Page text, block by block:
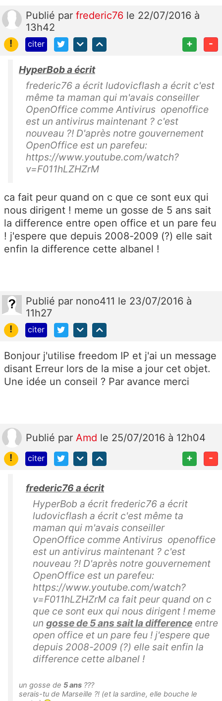
Publié par frederic76 le 22/07/2016 à
13h42
!
citer + -
HyperBob a écrit
frederic76 a écrit ludovicflash a écrit c'est
même ta maman qui m'avais conseiller
OpenOffice comme Antivirus openoffice
est un antivirus maintenant ? c'est
nouveau ?! D'après notre gouvernement
OpenOffice est un parefeu:
https://www.youtube.com/watch?
v=F011hLZHZrM
ca fait peur quand on c que ce sont eux qui
nous dirigent ! meme un gosse de 5 ans sait
la difference entre open office et un pare feu
! j'espere que depuis 2008-2009 (?) elle sait
enfin la difference cette albanel !
Publié par nono411 le 23/07/2016 à
11h27
!
citer
Bonjour j'utilise freedom IP et j'ai un message
disant Erreur lors de la mise a jour cet objet.
Une idée un conseil ? Par avance merci
Publié par Amd le 25/07/2016 à 12h04
!
citer + -
frederic76 a écrit
HyperBob a écrit frederic76 a écrit
ludovicflash a écrit c'est même ta
maman qui m'avais conseiller
OpenOffice comme Antivirus openoffice
est un antivirus maintenant ? c'est
nouveau ?! D'après notre gouvernement
OpenOffice est un parefeu:
https://www.youtube.com/watch?
v=F011hLZHZrM ca fait peur quand on c
que ce sont eux qui nous dirigent ! meme
un gosse de 5 ans sait la difference entre
open office et un pare feu ! j'espere que
depuis 2008-2009 (?) elle sait enfin la
difference cette albanel !
un gosse de 5ans ???
serais-tu de Marseille ?! (et la sardine, elle bouche le